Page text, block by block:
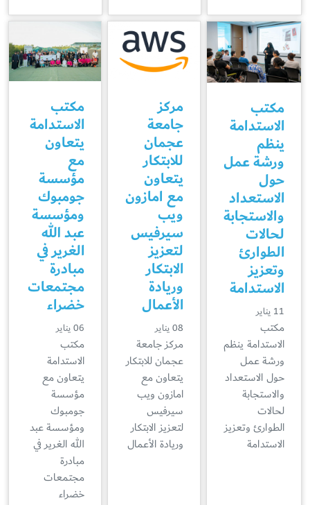
مكتب
الاستدامة
ينظم
ورشة عمل
حول
الاستعداد
والاستجابة
لحالات
الطوارئ
وتعزيز
الاستدامة
11 يناير
مكتب
الاستدامة ينظم
ورشة عمل
حول الاستعداد
والاستجابة
لحالات
الطوارئ وتعزيز
الاستدامة
مركز
جامعة
عجمان
للابتكار
يتعاون
مع امازون
ويب
سيرفيس
لتعزيز
الابتكار
وريادة
الأعمال
08 يناير
مركز جامعة
عجمان للابتكار
يتعاون مع
امازون ويب
سيرفيس
لتعزيز الابتكار
وريادة الأعمال
مكتب
الاستدامة
يتعاون
مع
مؤسسة
جومبوك
ومؤسسة
عبد الله
الغرير في
مبادرة
مجتمعات
خضراء
06 يناير
مكتب
الاستدامة
يتعاون مع
مؤسسة
جومبوك
ومؤسسة عبد
الله الغرير في
مبادرة
مجتمعات
خضراء